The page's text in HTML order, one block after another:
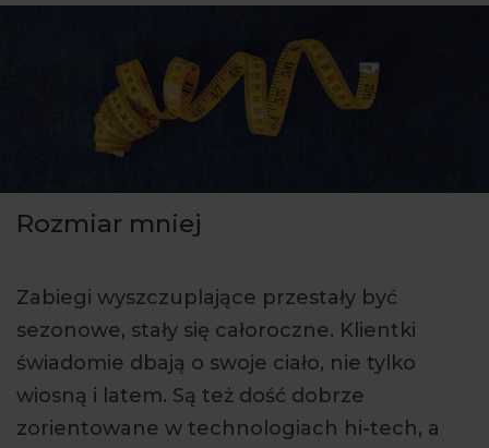
Skin Master w Warszawie
VIDEO
PODCAST
O NAS
PRENUMERATA
WYDARZENIA
Rozmiar mniej
Zabiegi wyszczuplające przestały być
sezonowe, stały się całoroczne. Klientki
świadomie dbają o swoje ciało, nie tylko
wiosną i latem. Są też dość dobrze
zorientowane w technologiach hi-tech, a